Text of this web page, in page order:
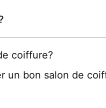
coiffure?
un bon salon de